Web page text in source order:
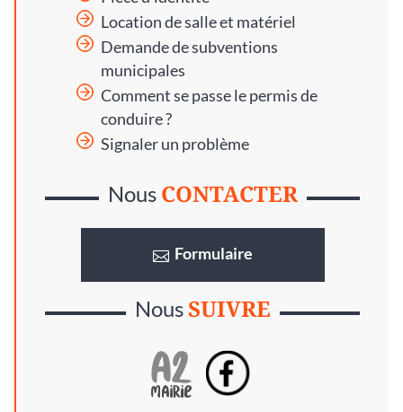
Location de salle et matériel
Demande de subventions
municipales
Comment se passe le permis de
conduire ?
Signaler un problème
Nous CONTACTER
Formulaire
NousSUIVRE